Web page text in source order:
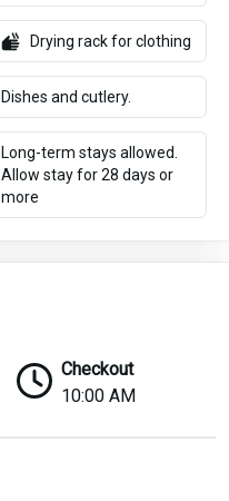
Drying rack for clothing
Dishes and cutlery.
Long-term stays allowed.
Allow stay for 28 days or
more
Checkout
10:00 AM